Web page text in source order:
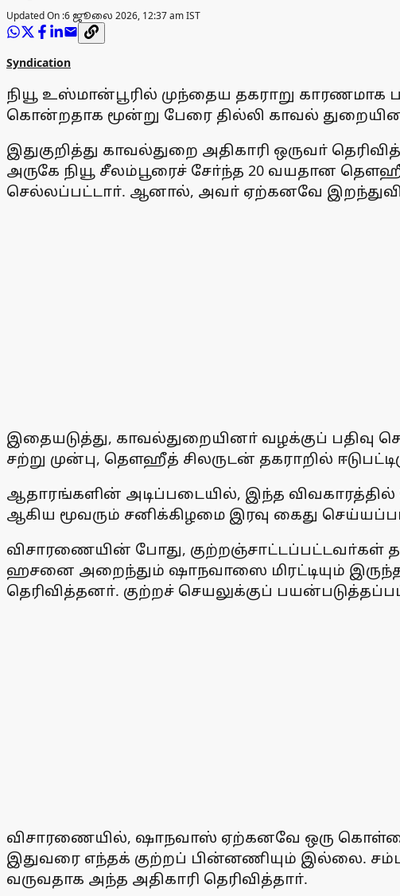
Updated On :6 ஜூலை 2026, 12:37 am IST
Syndication
நியூ உஸ்மான்பூரில் முந்தைய தகராறு
கொன்றதாக மூன்று பேரை தில்லி காவல்
இதுகுறித்து காவல்துறை அதிகாரி ஒருவா்
அருகே நியூ சீலம்பூரைச் சோ்ந்த 20 வயதான
செல்லப்பட்டாா். ஆனால், அவா் ஏற்கனவே
இதையடுத்து, காவல்துறையினா் வழக்குப் பதிவு
சற்று முன்பு, தௌஹீத் சிலருடன் தகராறில்
ஆதாரங்களின் அடிப்படையில், இந்த
ஆகிய மூவரும் சனிக்கிழமை இரவு கைது
விசாரணையின் போது, குற்றஞ்சாட்டப்பட்டவா்கள்
ஹசனை அறைந்தும் ஷாநவாஸை மிரட்டியும்
தெரிவித்தனா். குற்றச் செயலுக்குப்
விசாரணையில், ஷாநவாஸ் ஏற்கனவே ஒரு கொள்ளைச்
இதுவரை எந்தக் குற்றப் பின்னணியும் இல்லை.
வருவதாக அந்த அதிகாரி தெரிவித்தாா்.